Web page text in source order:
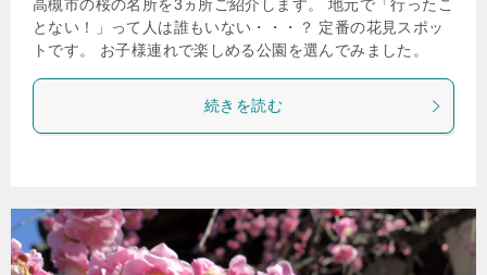
高槻市の桜の名所を3ヵ所ご紹介します。 地元で「行ったこ
とない！」って人は誰もいない・・・？ 定番の花見スポッ
トです。 お子様連れで楽しめる公園を選んでみました。
続きを読む